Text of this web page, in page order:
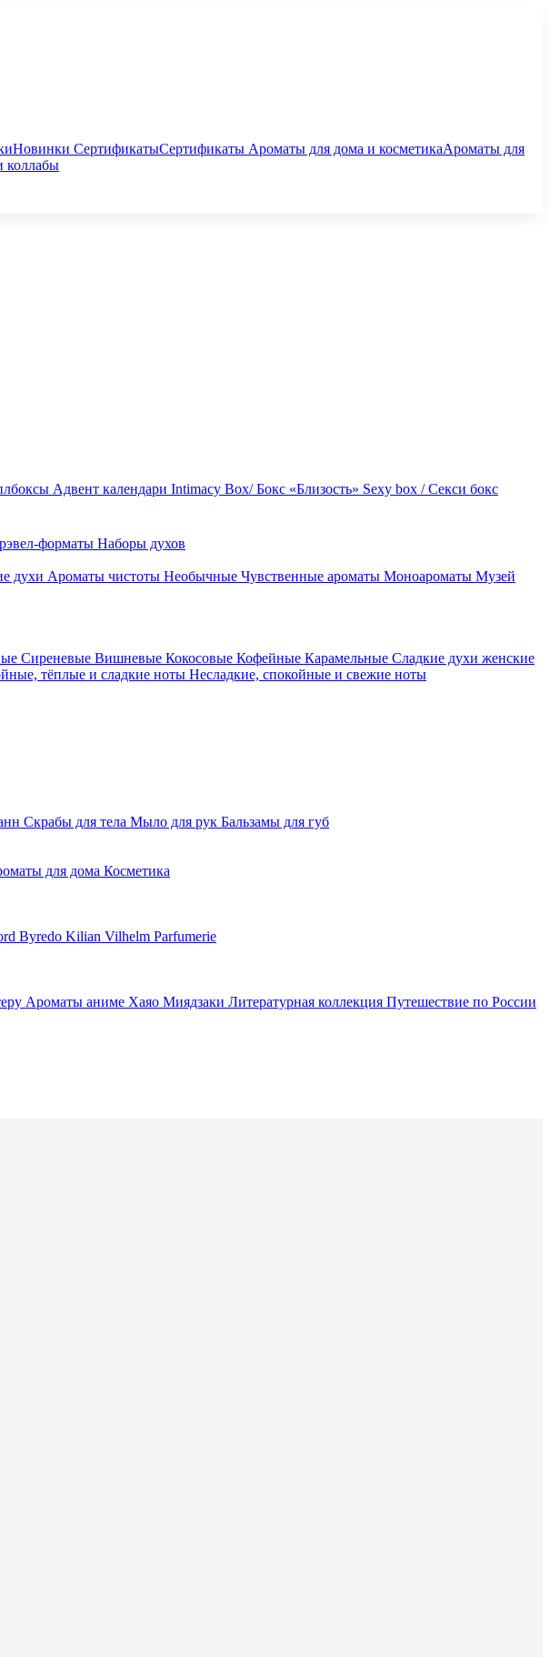
Новинки СертификатыСертификаты Ароматы для дома и косметикаАроматы для
коллабы
Адвент календари Intimacy Box/ Бокс «Близость» Sexy box / Секси бокс
форматы Наборы духов
духи Ароматы чистоты Необычные Чувственные ароматы Моноароматы Музей
Сиреневые Вишневые Кокосовые Кофейные Карамельные Сладкие духи женские
тёплые и сладкие ноты Несладкие, спокойные и свежие ноты
Скрабы для тела Мыло для рук Бальзамы для губ
для дома Косметика
Byredo Kilian Vilhelm Parfumerie
Ароматы аниме Хаяо Миядзаки Литературная коллекция Путешествие по России